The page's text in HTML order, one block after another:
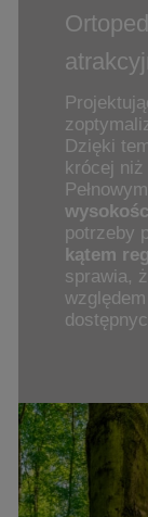
Dzięki
krócej
potrzeby
kątem
sprawia,